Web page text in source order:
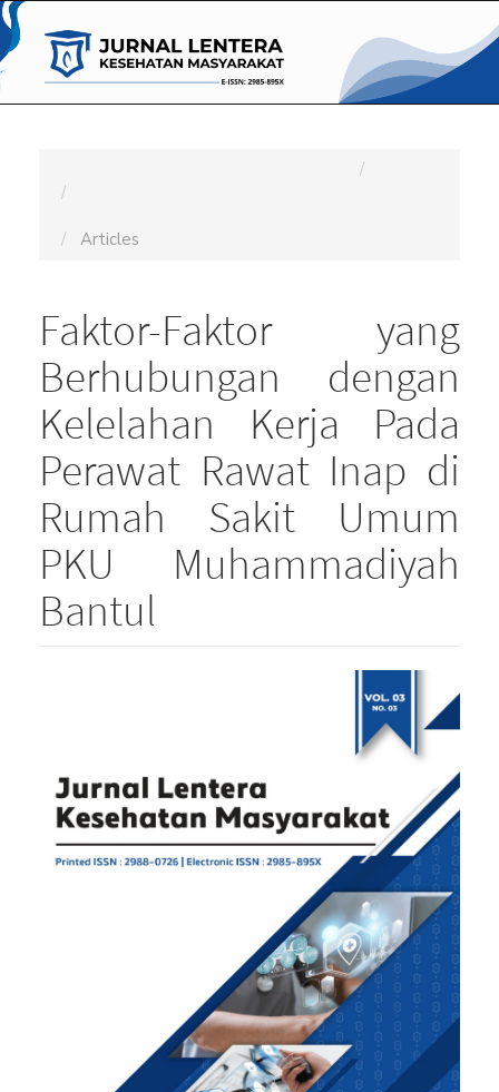
Navigation
Main
Content
Sidebar
Articles
Faktor-Faktor yang
Berhubungan dengan
Kelelahan Kerja Pada
Perawat Rawat Inap di
Rumah Sakit Umum
PKU Muhammadiyah
Bantul